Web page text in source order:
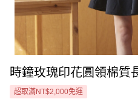
時鐘玫瑰印花圓領棉質
超取滿NT$2,000免運